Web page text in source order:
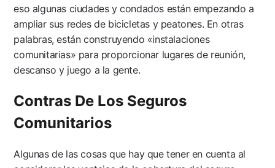
eso algunas ciudades y condados están empezando a
ampliar sus redes de bicicletas y peatones. En otras
palabras, están construyendo «instalaciones
comunitarias» para proporcionar lugares de reunión,
descanso y juego a la gente.
Contras De Los Seguros
Comunitarios
Algunas de las cosas que hay que tener en cuenta al